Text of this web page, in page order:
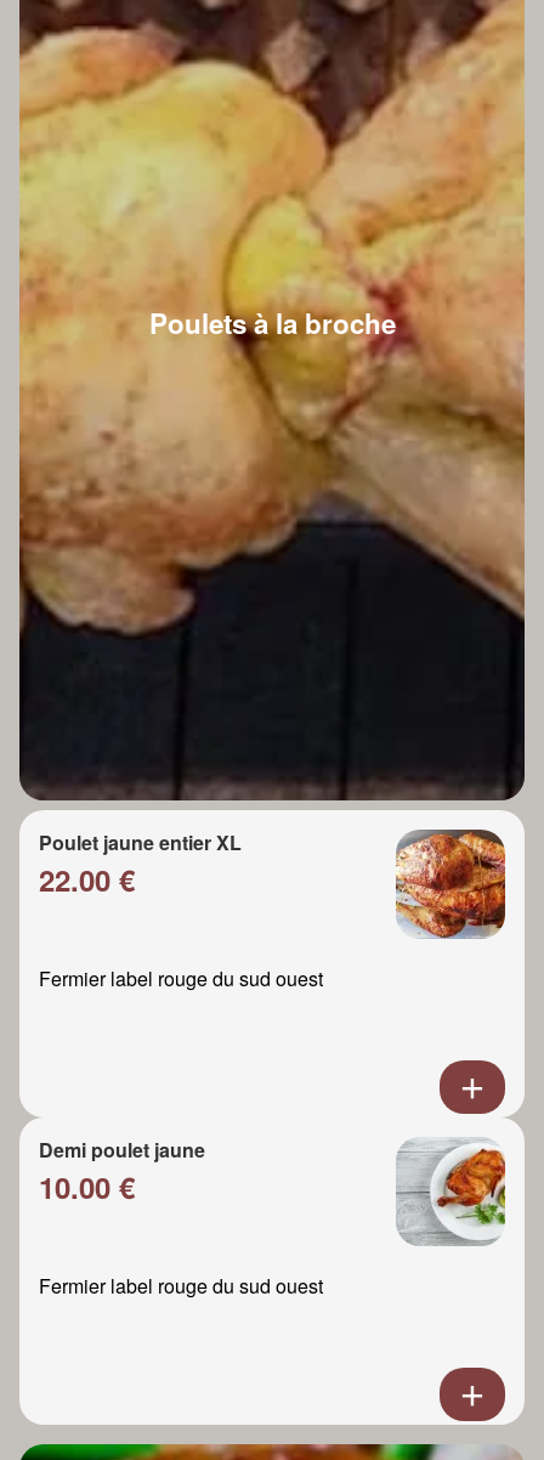
Poulets à la broche
Poulet jaune entier XL
22.00 €
Fermier label rouge du sud ouest
Demi poulet jaune
10.00 €
Fermier label rouge du sud ouest